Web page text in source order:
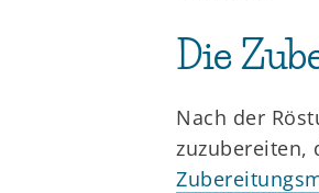
Die
Nach der
zuzubereiten,